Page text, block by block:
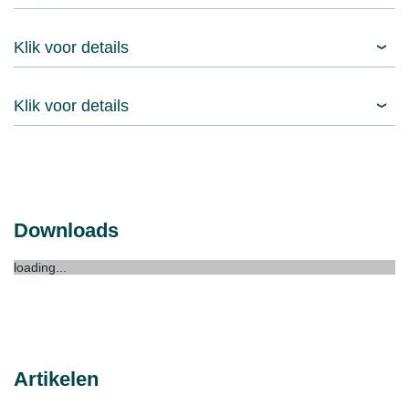
Klik voor details
Klik voor details
Downloads
loading...
Artikelen